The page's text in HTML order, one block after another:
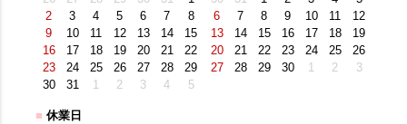
2
3 4 5 6 7
8
9
10 11 12 13 14
15
16
17 18 19 20 21
22
23
24 25 26 27 28
29
30
31 1 2 3 4 5
6
7 8 9 10 11
12
13
14 15 16 17 18
19
20
21 22 23 24 25
26
27
28 29 30 1 2 3
■ 休業日